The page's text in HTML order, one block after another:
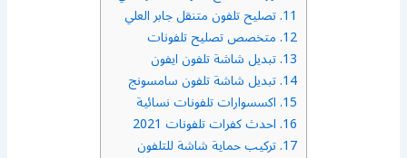
11. تصليح تلفون متنقل جابر العلي
12. متخصص تصليح تلفونات
13. تبديل شاشة تلفون ايفون
14. تبديل شاشة تلفون سامسونج
15. اكسسوارات تلفونات نسائية
16. احدث كفرات تلفونات 2021
17. تركيب حماية شاشة للتلفون